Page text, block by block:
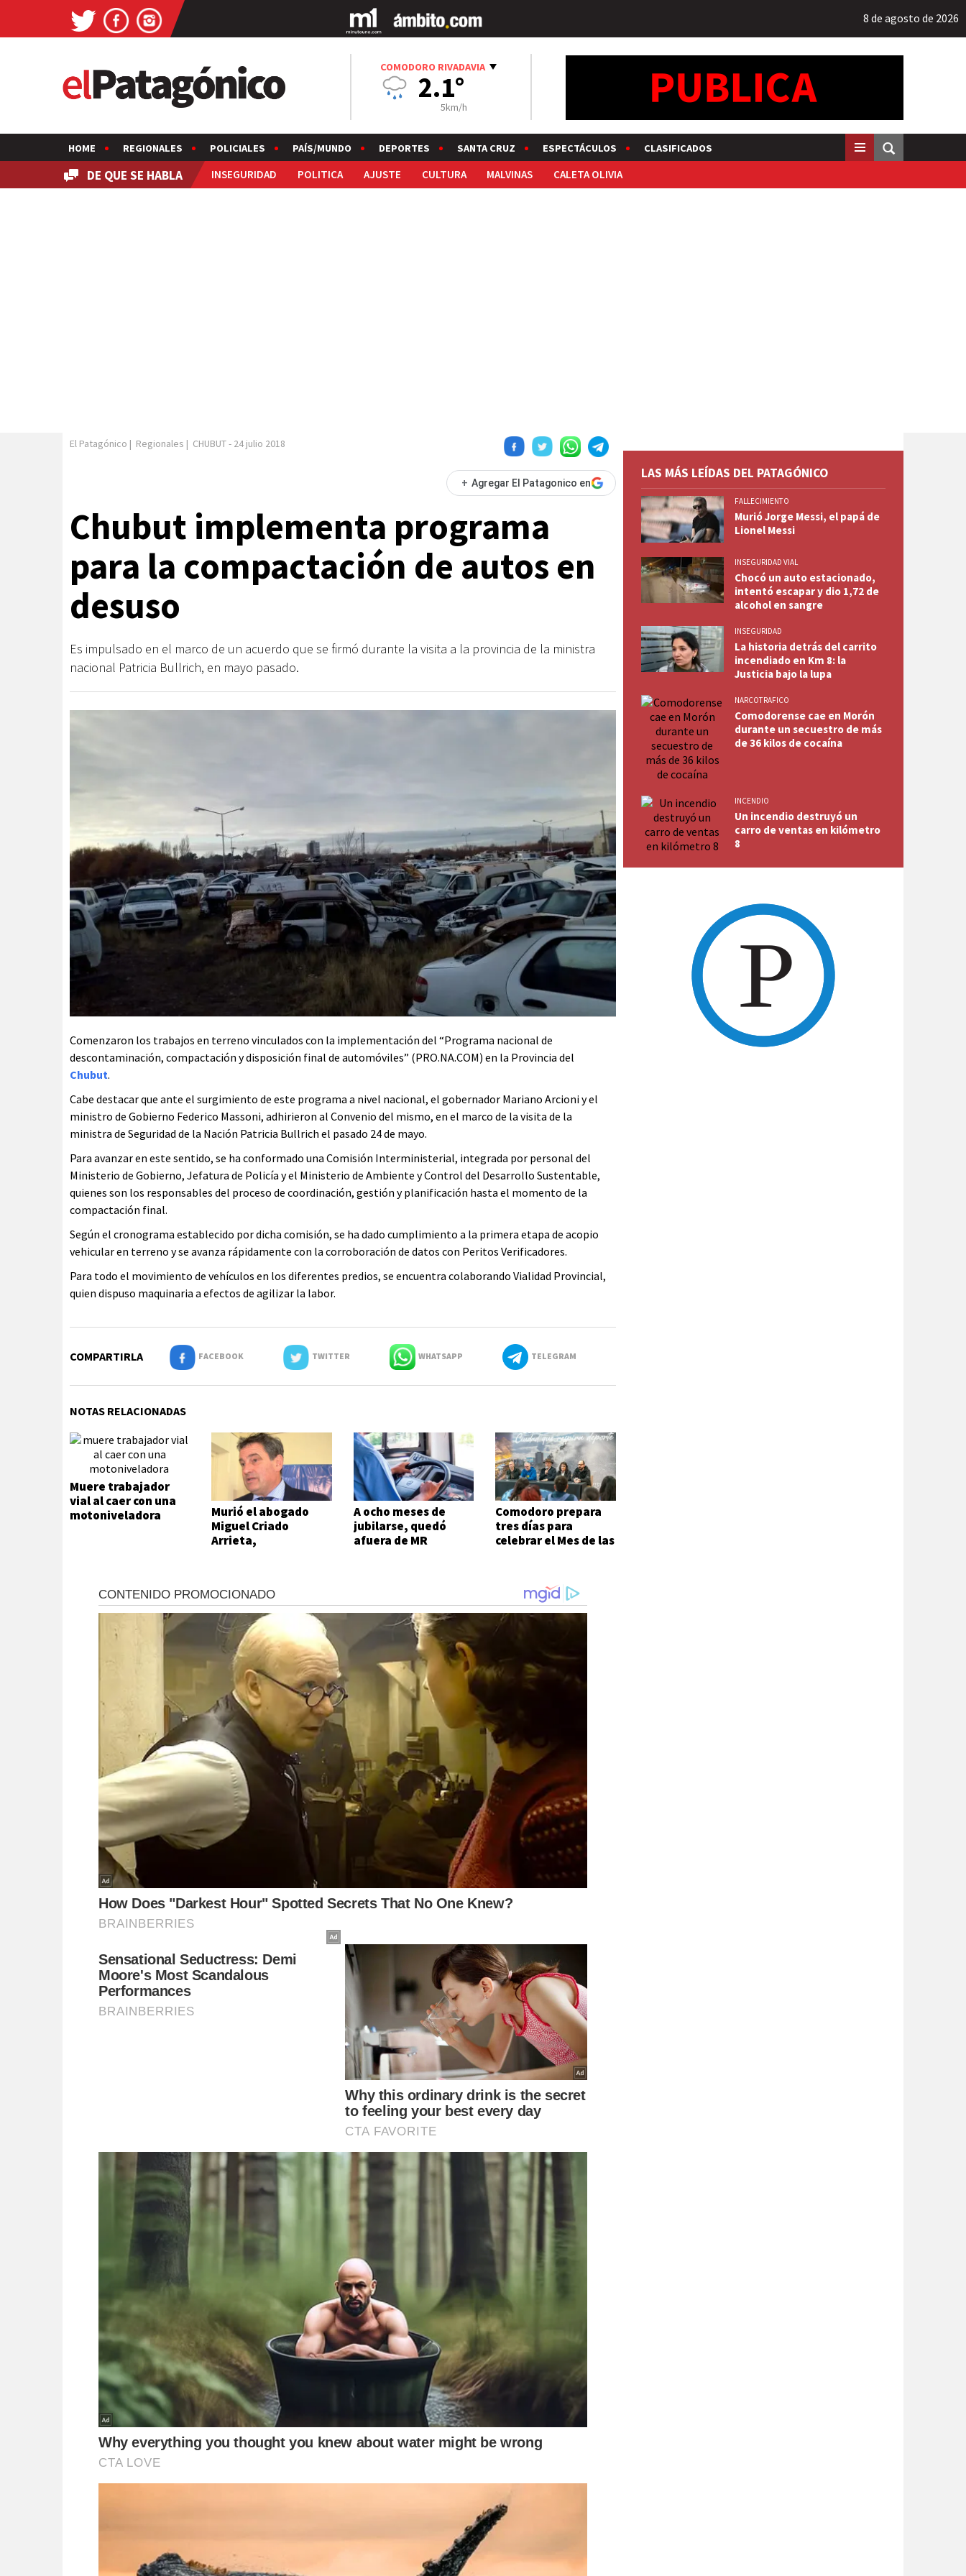
8 de agosto de 2026
COMODORO RIVADAVIA
2.1°
5km/h
HOME REGIONALES POLICIALES PAÍS/MUNDO DEPORTES SANTA CRUZ ESPECTÁCULOS CLASIFICADOS
DE QUE SE HABLA INSEGURIDAD POLITICA AJUSTE CULTURA MALVINAS CALETA OLIVIA
El Patagónico | Regionales | CHUBUT- 24 julio 2018
+ Agregar El Patagonico en
Chubut implementa programa
para la compactación de autos en
desuso
Es impulsado en el marco de un acuerdo que se firmó durante la visita a la provincia de la ministra
nacional Patricia Bullrich, en mayo pasado.
Comenzaron los trabajos en terreno vinculados con la implementación del “Programa nacional de
descontaminación, compactación y disposición final de automóviles” (PRO.NA.COM) en la Provincia del
Chubut.
Cabe destacar que ante el surgimiento de este programa a nivel nacional, el gobernador Mariano Arcioni y el
ministro de Gobierno Federico Massoni, adhirieron al Convenio del mismo, en el marco de la visita de la
ministra de Seguridad de la Nación Patricia Bullrich el pasado 24 de mayo.
Para avanzar en este sentido, se ha conformado una Comisión Interministerial, integrada por personal del
Ministerio de Gobierno, Jefatura de Policía y el Ministerio de Ambiente y Control del Desarrollo Sustentable,
quienes son los responsables del proceso de coordinación, gestión y planificación hasta el momento de la
compactación final.
Según el cronograma establecido por dicha comisión, se ha dado cumplimiento a la primera etapa de acopio
vehicular en terreno y se avanza rápidamente con la corroboración de datos con Peritos Verificadores.
Para todo el movimiento de vehículos en los diferentes predios, se encuentra colaborando Vialidad Provincial,
quien dispuso maquinaria a efectos de agilizar la labor.
COMPARTIRLA FACEBOOK TWITTER WHATSAPP TELEGRAM
NOTAS RELACIONADAS
Muere trabajador
vial al caer con una
motoniveladora
Murió el abogado
Miguel Criado
Arrieta,
A ocho meses de
jubilarse, quedó
afuera de MR
Comodoro prepara
tres días para
celebrar el Mes de las
LAS MÁS LEÍDAS DEL PATAGÓNICO
FALLECIMIENTO
Murió Jorge Messi, el papá de
Lionel Messi
INSEGURIDAD VIAL
Chocó un auto estacionado,
intentó escapar y dio 1,72 de
alcohol en sangre
INSEGURIDAD
La historia detrás del carrito
incendiado en Km 8: la
Justicia bajo la lupa
NARCOTRAFICO
Comodorense cae en Morón
durante un secuestro de más
de 36 kilos de cocaína
INCENDIO
Un incendio destruyó un
carro de ventas en kilómetro
8